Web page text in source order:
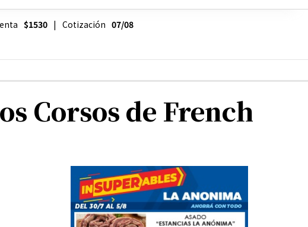
$1530| Cotización 07/08
Corsos de French